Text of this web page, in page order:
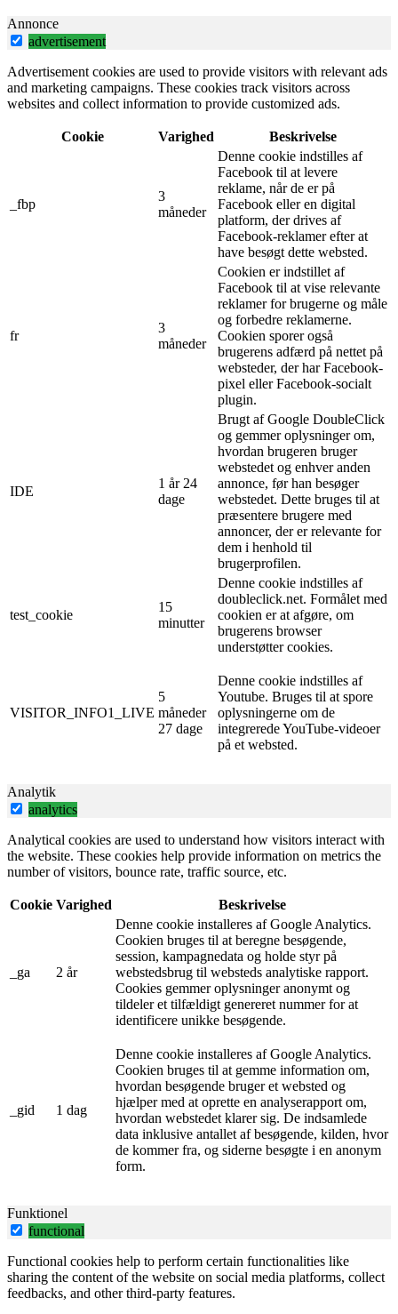
Annonce
advertisement
Advertisement cookies are used to provide visitors with relevant ads
and marketing campaigns. These cookies track visitors across
websites and collect information to provide customized ads.
Cookie Varighed Beskrivelse
_fbp
3
måneder
Denne cookie indstilles af
Facebook til at levere
reklame, når de er på
Facebook eller en digital
platform, der drives af
Facebook-reklamer efter at
have besøgt dette websted.
fr
3
måneder
Cookien er indstillet af
Facebook til at vise relevante
reklamer for brugerne og måle
og forbedre reklamerne.
Cookien sporer også
brugerens adfærd på nettet på
websteder, der har Facebook-
pixel eller Facebook-socialt
plugin.
IDE
1 år 24
dage
Brugt af Google DoubleClick
og gemmer oplysninger om,
hvordan brugeren bruger
webstedet og enhver anden
annonce, før han besøger
webstedet. Dette bruges til at
præsentere brugere med
annoncer, der er relevante for
dem i henhold til
brugerprofilen.
test_cookie
15
minutter
Denne cookie indstilles af
doubleclick.net. Formålet med
cookien er at afgøre, om
brugerens browser
understøtter cookies.
VISITOR_INFO1_LIVE
5
måneder
27 dage
Denne cookie indstilles af
Youtube. Bruges til at spore
oplysningerne om de
integrerede YouTube-videoer
på et websted.
Analytik
analytics
Analytical cookies are used to understand how visitors interact with
the website. These cookies help provide information on metrics the
number of visitors, bounce rate, traffic source, etc.
Cookie Varighed Beskrivelse
_ga 2 år
Denne cookie installeres af Google Analytics.
Cookien bruges til at beregne besøgende,
session, kampagnedata og holde styr på
webstedsbrug til websteds analytiske rapport.
Cookies gemmer oplysninger anonymt og
tildeler et tilfældigt genereret nummer for at
identificere unikke besøgende.
_gid 1 dag
Denne cookie installeres af Google Analytics.
Cookien bruges til at gemme information om,
hvordan besøgende bruger et websted og
hjælper med at oprette en analyserapport om,
hvordan webstedet klarer sig. De indsamlede
data inklusive antallet af besøgende, kilden, hvor
de kommer fra, og siderne besøgte i en anonym
form.
Funktionel
functional
Functional cookies help to perform certain functionalities like
sharing the content of the website on social media platforms, collect
feedbacks, and other third-party features.